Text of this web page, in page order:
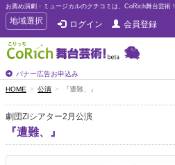
お薦め演劇・ミュージカルのクチコミは、CoRich舞台芸術！
T
o
g
g
e
n
a
v
地域選択 ログイン 会員登録
バナー広告お申込み
HOME 公演 『遭難、』
劇団Ziシアター2月公演
『遭難、』